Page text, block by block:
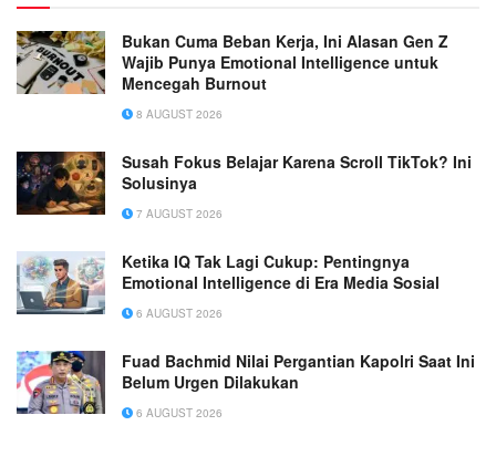
Bukan Cuma Beban Kerja, Ini Alasan Gen Z
Wajib Punya Emotional Intelligence untuk
Mencegah Burnout
8 AUGUST 2026
Susah Fokus Belajar Karena Scroll TikTok? Ini
Solusinya
7 AUGUST 2026
Ketika IQ Tak Lagi Cukup: Pentingnya
Emotional Intelligence di Era Media Sosial
6 AUGUST 2026
Fuad Bachmid Nilai Pergantian Kapolri Saat Ini
Belum Urgen Dilakukan
6 AUGUST 2026